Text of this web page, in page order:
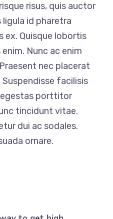
risus, quis auctor
id pharetra
ex. Quisque lobortis
Nunc ac enim
nec placerat
facilisis
porttitor
tincidunt vitae.
dui ac sodales.
ornare.